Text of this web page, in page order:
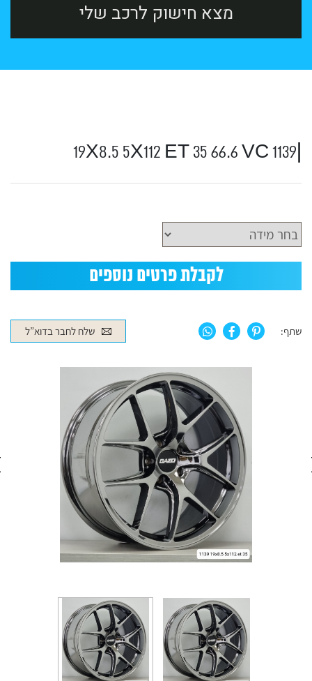
מצא חישוק לרכב שלי
1139 19X8.5 5X112 ET 35 66.6 VC
לקבלת פרטים נוספים
שתף: שלח לחבר בדוא”ל